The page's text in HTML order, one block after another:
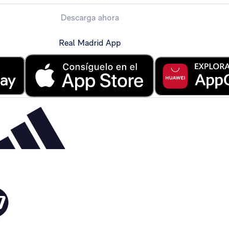
Descarga ahora
Real Madrid App